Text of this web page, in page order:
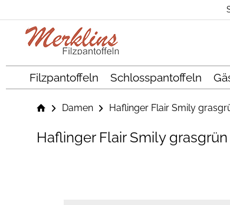
Filzpantoffeln Schlosspantoffeln
Damen Haflinger Flair Smily
Haflinger Flair Smily grasgrün